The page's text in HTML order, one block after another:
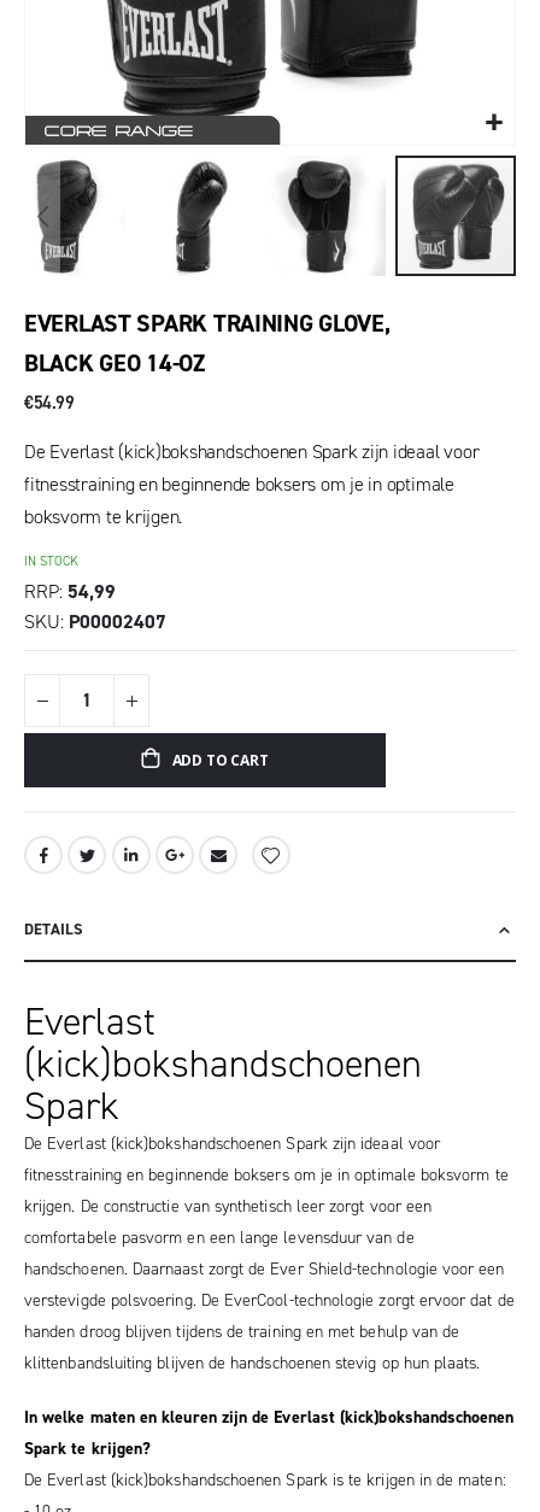
EVERLAST SPARK TRAINING GLOVE,
BLACK GEO 14-OZ
€54.99
De Everlast (kick)bokshandschoenen Spark zijn ideaal voor
fitnesstraining en beginnende boksers om je in optimale
boksvorm te krijgen.
IN STOCK
RRP 54,99
SKU P00002407
ADD TO CART
DETAILS
Everlast
(kick)bokshandschoenen
Spark
De Everlast (kick)bokshandschoenen Spark zijn ideaal voor
fitnesstraining en beginnende boksers om je in optimale boksvorm te
krijgen. De constructie van synthetisch leer zorgt voor een
comfortabele pasvorm en een lange levensduur van de
handschoenen. Daarnaast zorgt de Ever Shield-technologie voor een
verstevigde polsvoering. De EverCool-technologie zorgt ervoor dat de
handen droog blijven tijdens de training en met behulp van de
klittenbandsluiting blijven de handschoenen stevig op hun plaats.
In welke maten en kleuren zijn de Everlast (kick)bokshandschoenen
Spark te krijgen?
De Everlast (kick)bokshandschoenen Spark is te krijgen in de maten: